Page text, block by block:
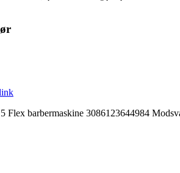
Flex barbermaskine 3086123644984